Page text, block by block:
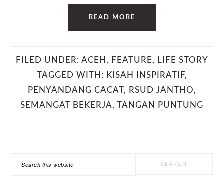
READ MORE
FILED UNDER: ACEH , FEATURE, LIFE STORY
TAGGED WITH: KISAH INSPIRATIF,
PENYANDANG CACAT, RSUD JANTHO,
SEMANGAT BEKERJA, TANGAN PUNTUNG
Search